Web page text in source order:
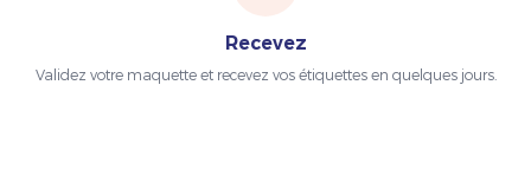
Recevez
Validez votre maquette et recevez vos étiquettes en quelques jours.